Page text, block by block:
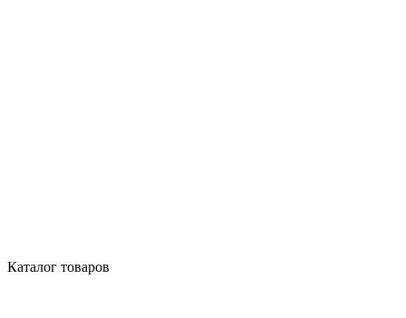
Каталог товаров